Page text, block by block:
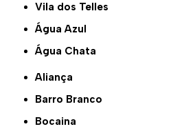
Vila dos Telles
Água Azul
Água Chata
Aliança
Barro Branco
Bocaina